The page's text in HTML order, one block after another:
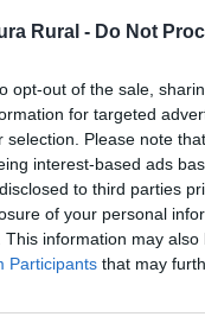
Rural - Do Not
opt-out of the sale,
for targeted
selection. Please note
interest-based ads
to third parties
of your personal
This information may
Participants that may
En sus